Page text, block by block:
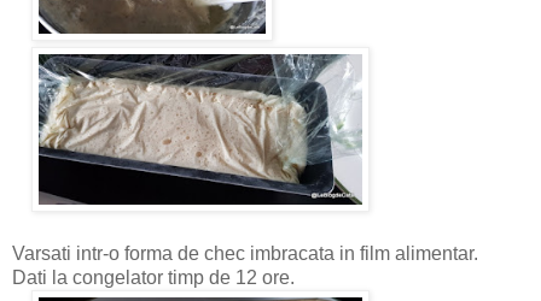
Varsati intr-o forma de chec imbracata in film alimentar.
Dati la congelator timp de 12 ore.